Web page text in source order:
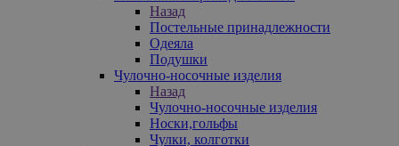
Назад
Постельные принадлежности
Одеяла
Подушки
Чулочно-носочные изделия
Назад
Чулочно-носочные изделия
Носки,гольфы
Чулки, колготки